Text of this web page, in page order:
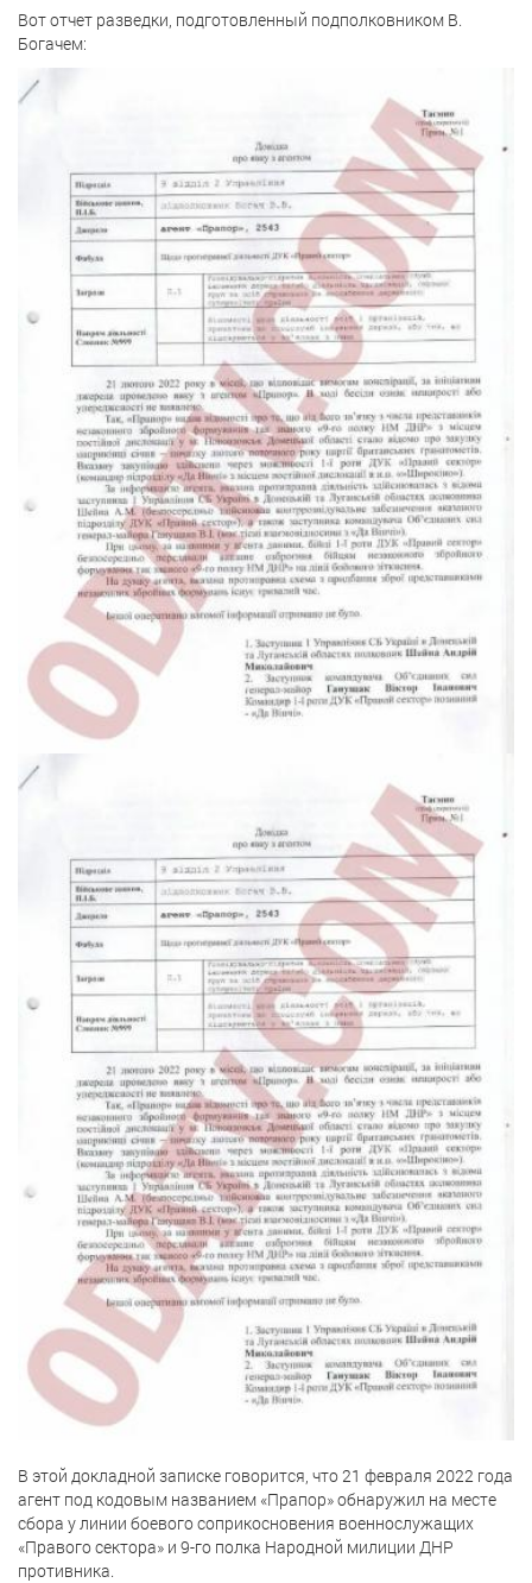
Вот отчет разведки, подготовленный подполковником В.
Богачем:
В этой докладной записке говорится, что 21 февраля 2022 года
агент под кодовым названием «Прапор» обнаружил на месте
сбора у линии боевого соприкосновения военнослужащих
«Правого сектора» и 9-го полка Народной милиции ДНР
противника.